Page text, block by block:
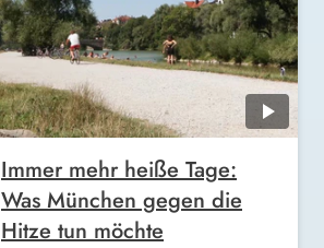
Immer mehr heiße Tage:
Was München gegen die
Hitze tun möchte